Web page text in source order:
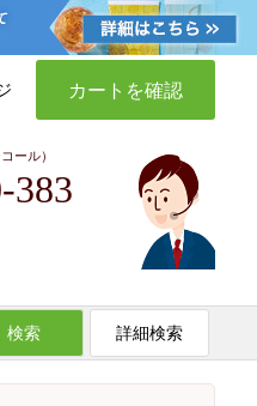
カートを確認
ール）
383
検索 詳細検索